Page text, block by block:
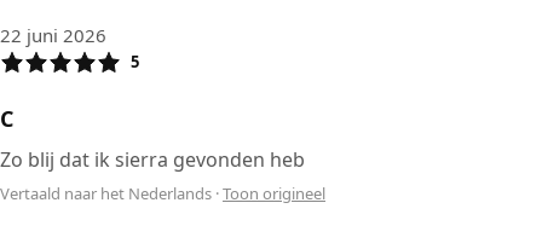
22 juni 2026
5
C
Zo blij dat ik sierra gevonden heb
Vertaald naar het Nederlands ·Toon origineel